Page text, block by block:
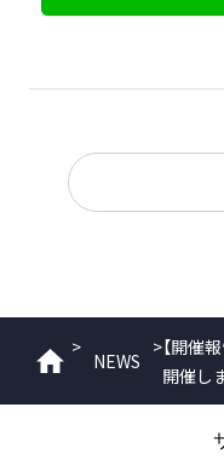
ホーム
>
NEWS
>【開催
開催し